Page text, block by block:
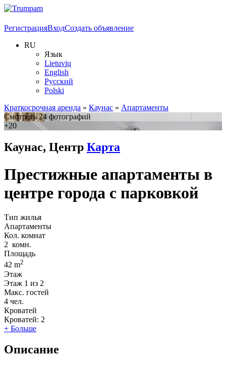
РегистрацияВходСоздать объявление
RU
Язык
Lietuvių
English
Русский
Polski
Краткосрочная аренда » Каунас » Апартаменты
Смотреть 24 фотографий
+20
Каунас, Центр Карта
Престижные апартаменты в
центре города с парковкой
Тип жилья
Апартаменты
Кол. комнат
2 комн.
Площадь
42 m2
Этаж
Этаж 1 из 2
Макс. гостей
4 чел.
Кроватей
Кроватей: 2
+ Больше
Описание